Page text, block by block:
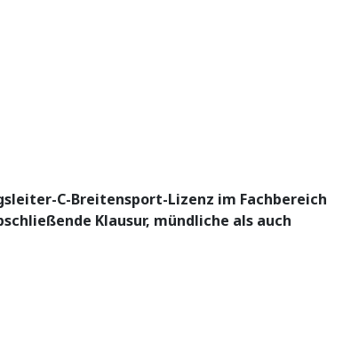
C-Breitensport-Lizenz im Fachbereich
Klausur, mündliche als auch